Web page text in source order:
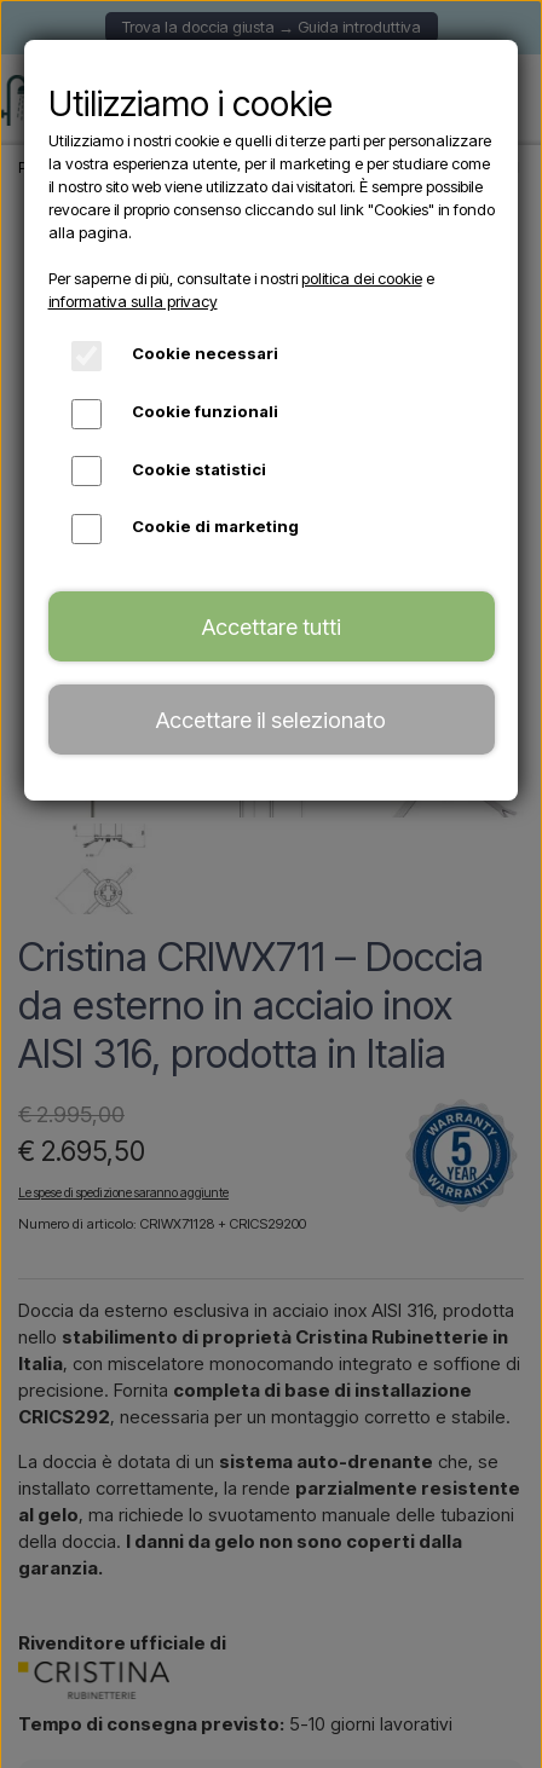
Trova la doccia giusta → Guida introduttiva
Pagina iniziale Doccia da giardino Docce autoportanti Cristina CRIWX711
Cristina CRIWX711 – Doccia
da esterno in acciaio inox
AISI 316, prodotta in Italia
€ 2.995,00
€ 2.695,50
Le spese di spedizione saranno aggiunte
Numero di articolo: CRIWX71128 + CRICS29200
Doccia da esterno esclusiva in acciaio inox AISI 316, prodotta
nello stabilimento di proprietà Cristina Rubinetterie in
Italia, con miscelatore monocomando integrato e soffione di
precisione. Fornita completa di base di installazione
CRICS292, necessaria per un montaggio corretto e stabile.
La doccia è dotata di un sistema auto-drenante che, se
installato correttamente, la rende parzialmente resistente
al gelo, ma richiede lo svuotamento manuale delle tubazioni
della doccia. I danni da gelo non sono coperti dalla
garanzia.
Rivenditore ufficiale di
Tempo di consegna previsto: 5-10 giorni lavorativi
Utilizziamo i cookie
Utilizziamo i nostri cookie e quelli di terze parti per personalizzare
la vostra esperienza utente, per il marketing e per studiare come
il nostro sito web viene utilizzato dai visitatori. È sempre possibile
revocare il proprio consenso cliccando sul link "Cookies" in fondo
alla pagina.
Per saperne di più, consultate i nostripolitica dei cookiee
informativa sulla privacy
Cookie necessari
Cookie funzionali
Cookie statistici
Cookie di marketing
Accettare tutti
Accettare il selezionato